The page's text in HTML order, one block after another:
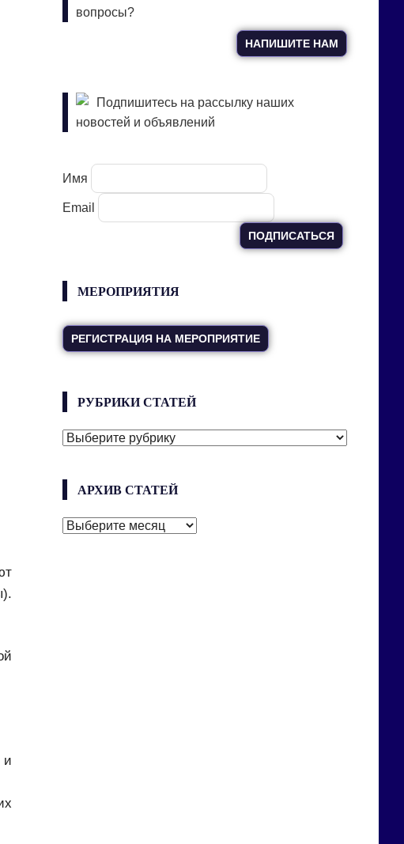
и
вопросы?
НАПИШИТЕ НАМ
Подпишитесь на рассылку наших
новостей и объявлений
Имя
Email
МЕРОПРИЯТИЯ
РЕГИСТРАЦИЯ НА МЕРОПРИЯТИЕ
РУБРИКИ СТАТЕЙ
РУБРИКИ
АРХИВ СТАТЕЙ
АРХИВ